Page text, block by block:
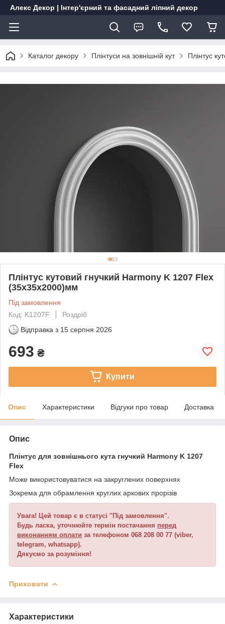
Алекс Декор | Інтер'єрний та фасадний ліпний декор
Каталог декору Плінтуси на зовнішній кут Плінтус
Плінтус кутовий гнучкий Harmony K 1207 Flex
(35х35х2000)мм
Під замовлення
Код: K1207F
Роздріб
Відправка з 15 серпня 2026
693 ₴
Купити
Опис Характеристики Відгуки про товар Доставка
Опис
Плінтус для зовнішнього кута гнучкий Harmony K 1207
Flex
Може використовуватися на закруглених поверхнях
Зокрема для обрамлення круглих аркових прорізів
Увага! Цей товар є в статусі "Під замовлення".
Будь ласка, уточнюйте термін постачання перед
виконанням оплати за телефоном 068 208 00 77 (viber,
telegram, whatsapp).
Дякуємо за розуміння!
Приховати
Характеристики